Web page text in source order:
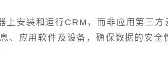
上安装和运行CRM，而非应用第三方
、应用软件及设备，确保数据的安全